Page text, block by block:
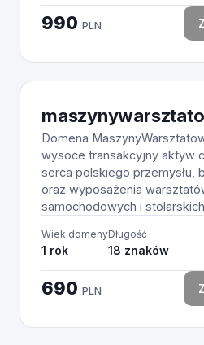
990 PLN
Domena
wysoce transakcyjny aktyw
serca polskiego przemysłu,
oraz wyposażenia
samochodowych i
Wiek domeny
1 rok
Długość
18 znaków
690 PLN